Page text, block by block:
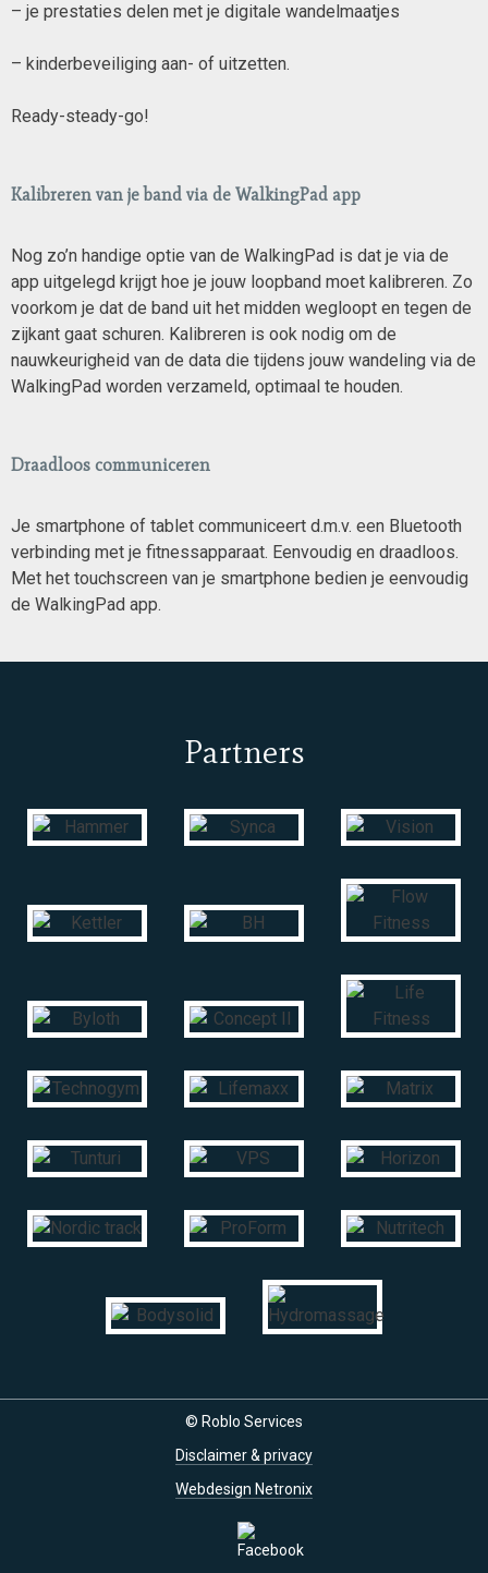
– je prestaties delen met je digitale wandelmaatjes
– kinderbeveiliging aan- of uitzetten.
Ready-steady-go!
Kalibreren van je band via de WalkingPad app
Nog zo’n handige optie van de WalkingPad is dat je via de
app uitgelegd krijgt hoe je jouw loopband moet kalibreren. Zo
voorkom je dat de band uit het midden wegloopt en tegen de
zijkant gaat schuren. Kalibreren is ook nodig om de
nauwkeurigheid van de data die tijdens jouw wandeling via de
WalkingPad worden verzameld, optimaal te houden.
Draadloos communiceren
Je smartphone of tablet communiceert d.m.v. een Bluetooth
verbinding met je fitnessapparaat. Eenvoudig en draadloos.
Met het touchscreen van je smartphone bedien je eenvoudig
de WalkingPad app.
Partners
© Roblo Services
Disclaimer & privacy
Webdesign Netronix